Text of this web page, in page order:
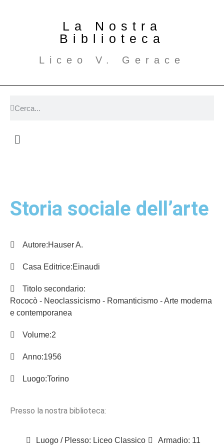
La Nostra
Biblioteca
Liceo V. Gerace
Storia sociale dell’arte
Autore:Hauser A.
Casa Editrice:Einaudi
Titolo secondario:
Rococò - Neoclassicismo - Romanticismo - Arte moderna
e contemporanea
Volume:2
Anno:1956
Luogo:Torino
Presso la nostra biblioteca:
Luogo / Plesso: Liceo Classico
Armadio: 11